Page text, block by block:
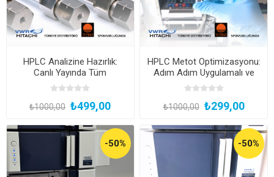
HPLC Analizine Hazırlık:
Canlı Yayında Tüm
Detaylarıyla!
₺1000,00 ₺499,00
HPLC Metot Optimizasyonu:
Adım Adım Uygulamalı ve
Çevrimiçi Canlı Yayın
₺1000,00 ₺299,00
-50% -50%